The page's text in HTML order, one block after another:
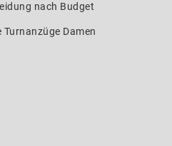
nach Budget
Turnanzüge Damen